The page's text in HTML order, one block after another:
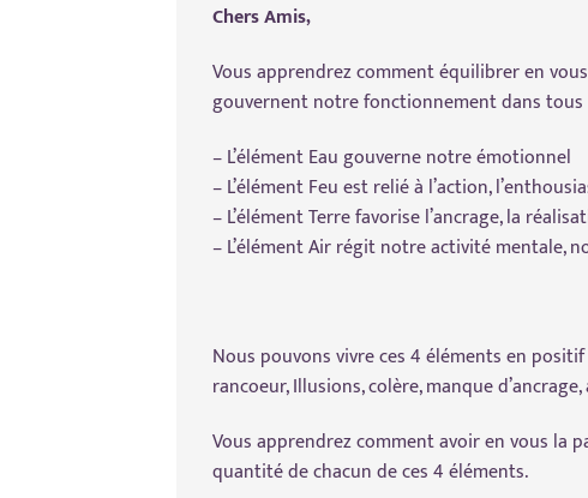
Chers Amis,
Vous apprendrez comment équilibrer en
gouvernent notre fonctionnement dans tous
– L’élément Eau gouverne notre émotionnel
– L’élément Feu est relié à l’action,
– L’élément Terre favorise l’ancrage, la
– L’élément Air régit notre activité mentale,
Nous pouvons vivre ces 4 éléments en
rancoeur, Illusions, colère, manque
Vous apprendrez comment avoir en vous la
quantité de chacun de ces 4 éléments.